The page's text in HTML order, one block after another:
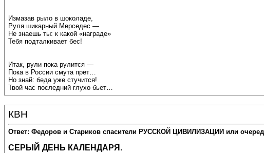
Измазав рыло в шоколаде,
Руля шикарный Мерседес —
Не знаешь ты: к какой «награде»
Тебя подталкивает бес!
Итак, рули пока рулится —
Пока в России смута прет…
Но знай: беда уже стучится!
Твой час последний глухо бьет…
КВН
Ответ: Федоров и Стариков спасители РУССКОЙ ЦИВИЛИЗАЦИИ или
СЕРЫЙ ДЕНЬ КАЛЕНДАРЯ.